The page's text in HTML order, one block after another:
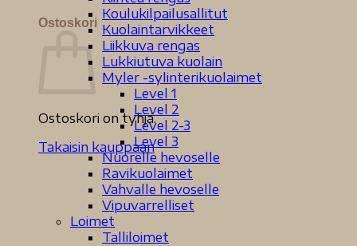
Ostoskori
Ostoskori on tyhjä.
Takaisin kauppaan
Koulukilpailusallitut
Kuolaintarvikkeet
Liikkuva rengas
Lukkiutuva kuolain
Myler -sylinterikuolaimet
Level 1
Level 2
Level 2-3
Level 3
Nuorelle hevoselle
Ravikuolaimet
Vahvalle hevoselle
Vipuvarrelliset
Loimet
Talliloimet